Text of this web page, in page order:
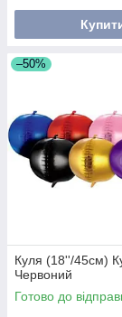
–50%
Куля (18''/45см)
Червоний
Готово до